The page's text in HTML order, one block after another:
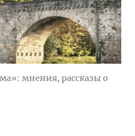
мнения, рассказы о